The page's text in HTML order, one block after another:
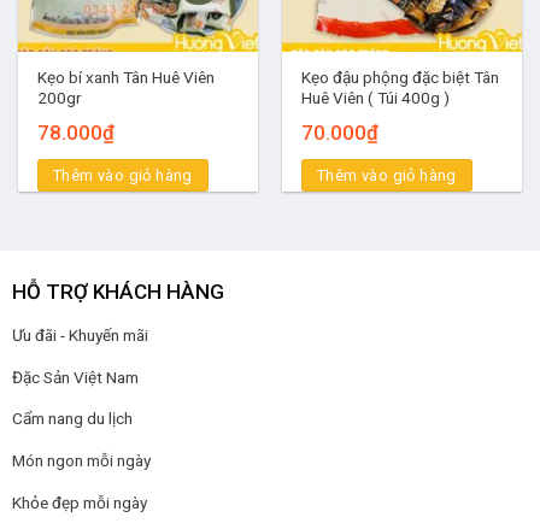
Kẹo bí xanh Tân Huê Viên
200gr
78.000₫
Thêm vào giỏ hàng
Kẹo đậu phộng đặc biệt Tân
Huê Viên ( Túi 400g )
70.000₫
Thêm vào giỏ hàng
HỖ TRỢ KHÁCH HÀNG
Ưu đãi - Khuyến mãi
Đặc Sản Việt Nam
Cẩm nang du lịch
Món ngon mỗi ngày
Khỏe đẹp mỗi ngày